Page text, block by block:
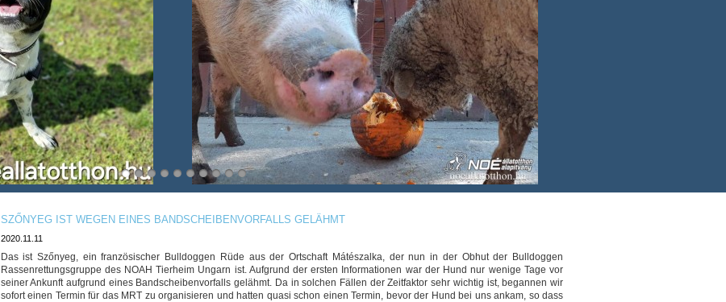
SZŐNYEG IST WEGEN EINES BANDSCHEIBENVORFALLS GELÄHMT
2020.11.11
Das ist Szőnyeg, ein französischer Bulldoggen Rüde aus der Ortschaft Mátészalka, der nun in der Obhut der Bulldoggen
Rassenrettungsgruppe des NOAH Tierheim Ungarn ist. Aufgrund der ersten Informationen war der Hund nur wenige Tage vor
seiner Ankunft aufgrund eines Bandscheibenvorfalls gelähmt. Da in solchen Fällen der Zeitfaktor sehr wichtig ist, begannen wir
sofort einen Termin für das MRT zu organisieren und hatten quasi schon einen Termin, bevor der Hund bei uns ankam, so dass